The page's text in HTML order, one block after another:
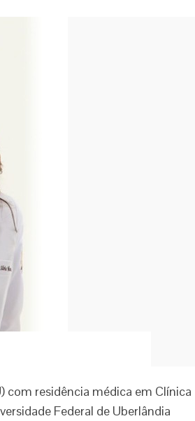
com residência médica em Clínica
Federal de Uberlândia